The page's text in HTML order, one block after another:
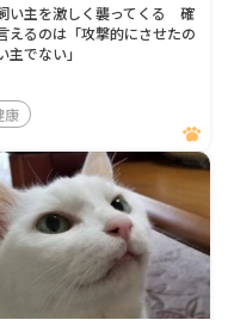
い主を激しく襲ってくる 確
えるのは「攻撃的にさせたの
主でない」
康